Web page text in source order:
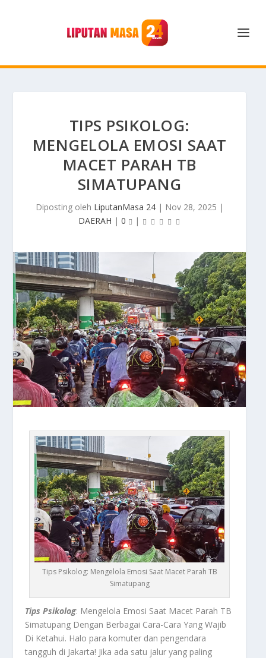
TIPS PSIKOLOG:
MENGELOLA EMOSI SAAT
MACET PARAH TB
SIMATUPANG
Diposting oleh LiputanMasa 24| Nov 28, 2025 |
DAERAH | 0 |
Tips Psikolog: Mengelola Emosi Saat Macet Parah TB
Simatupang
Tips Psikolog: Mengelola Emosi Saat Macet Parah TB
Simatupang Dengan Berbagai Cara-Cara Yang Wajib
Di Ketahui. Halo para komuter dan pengendara
tangguh di Jakarta! Jika ada satu jalur yang paling